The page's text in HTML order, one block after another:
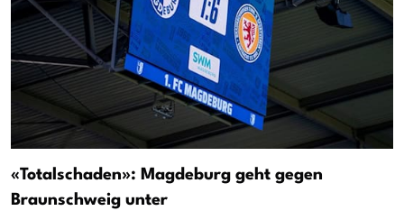
«Totalschaden»: Magdeburg geht gegen
Braunschweig unter